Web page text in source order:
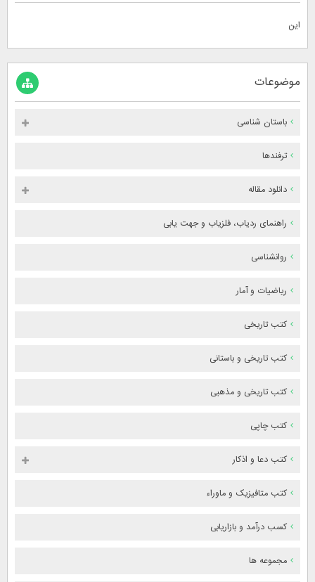
این
موضوعات
باستان شناسی
ترفندها
دانلود مقاله
راهنمای ردیاب، فلزیاب و جهت یابی
روانشناسی
ریاضیات و آمار
کتب تاریخی
کتب تاریخی و باستانی
کتب تاریخی و مذهبی
کتب چاپی
کتب دعا و اذکار
کتب متافیزیک و ماوراء
کسب درآمد و بازاریابی
مجموعه ها